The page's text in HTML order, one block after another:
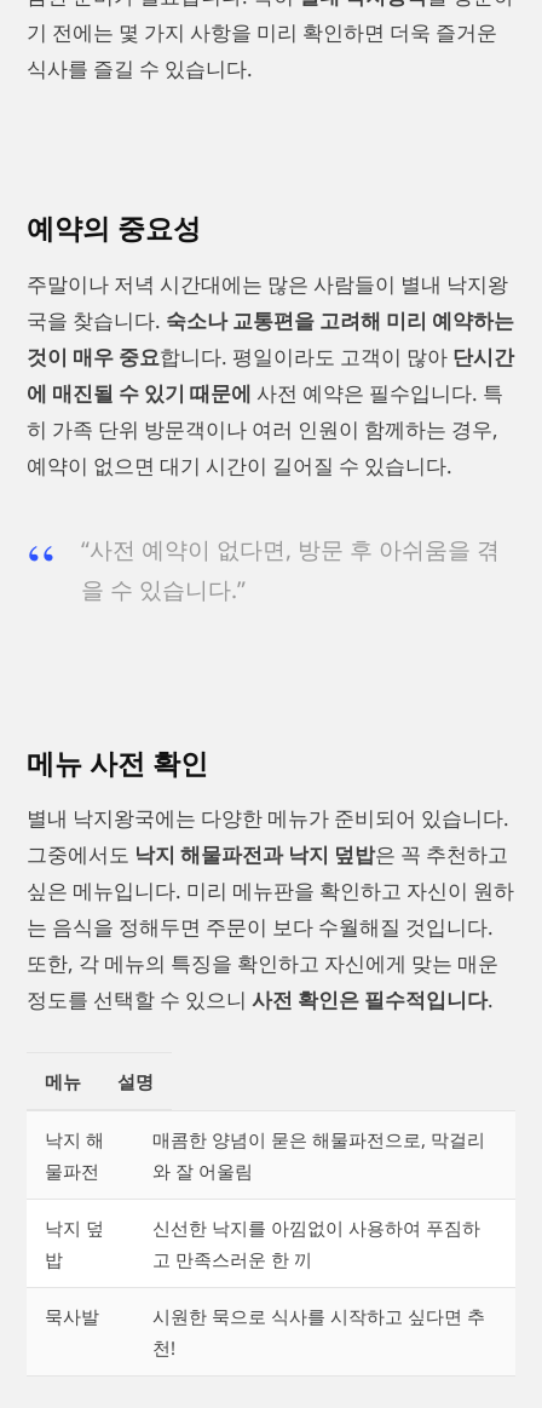
기 전에는 몇 가지 사항을 미리 확인하면 더욱 즐거운
식사를 즐길 수 있습니다.
예약의 중요성
주말이나 저녁 시간대에는 많은 사람들이 별내 낙지왕
국을 찾습니다. 숙소나 교통편을 고려해 미리 예약하는
것이 매우 중요합니다. 평일이라도 고객이 많아 단시간
에 매진될 수 있기 때문에 사전 예약은 필수입니다. 특
히 가족 단위 방문객이나 여러 인원이 함께하는 경우,
예약이 없으면 대기 시간이 길어질 수 있습니다.
“사전 예약이 없다면, 방문 후 아쉬움을 겪
을 수 있습니다.”
메뉴 사전 확인
별내 낙지왕국에는 다양한 메뉴가 준비되어 있습니다.
그중에서도 낙지 해물파전과 낙지 덮밥은 꼭 추천하고
싶은 메뉴입니다. 미리 메뉴판을 확인하고 자신이 원하
는 음식을 정해두면 주문이 보다 수월해질 것입니다.
또한, 각 메뉴의 특징을 확인하고 자신에게 맞는 매운
정도를 선택할 수 있으니 사전 확인은 필수적입니다.
메뉴 설명
낙지 해
물파전
매콤한 양념이 묻은 해물파전으로, 막걸리
와 잘 어울림
낙지 덮
밥
신선한 낙지를 아낌없이 사용하여 푸짐하
고 만족스러운 한 끼
묵사발
시원한 묵으로 식사를 시작하고 싶다면 추
천!